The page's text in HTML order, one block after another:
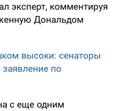
эксперт, комментируя
Дональдом
высоки: сенаторы
по
с еще одним